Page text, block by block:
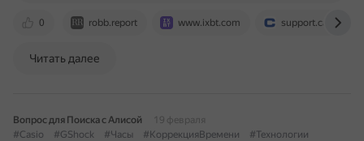
0 robb.report www.ixbt.com support.casio.com
Читать далее
Вопрос для Поиска с Алисой
19 февраля
#Casio
#GShock #Часы #КоррекцияВремени
#Технологии